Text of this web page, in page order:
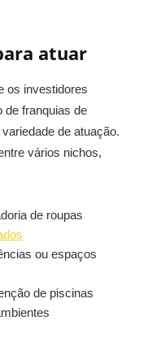
atuar
os investidores
de franquias de
de atuação.
vários nichos,
de roupas
ou espaços
de piscinas